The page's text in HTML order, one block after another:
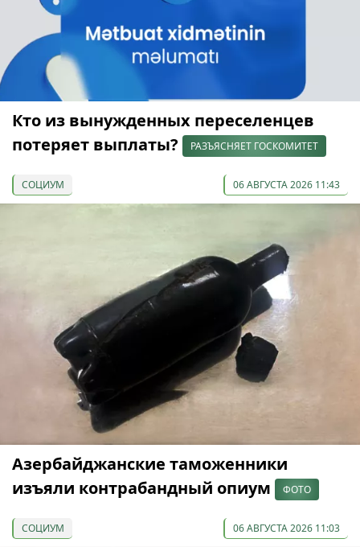
Кто из вынужденных переселенцев
потеряет выплаты?
РАЗЪЯСНЯЕТ ГОСКОМИТЕТ
СОЦИУМ 06 АВГУСТА 2026 11:43
Азербайджанские таможенники
изъяли контрабандный опиум
ФОТО
СОЦИУМ 06 АВГУСТА 2026 11:03